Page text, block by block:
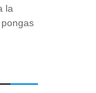
la